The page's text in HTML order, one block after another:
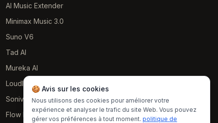
AI Music Extender
Minimax Music 3.0
Suno V6
Tad AI
Mureka AI
Loudly AI
Soniva Music AI
Flow Music
🍪 Avis sur les cookies
Nous utilisons des cookies pour améliorer votre
expérience et analyser le trafic du site Web. Vous pouvez
gérer vos préférences à tout moment. politique de